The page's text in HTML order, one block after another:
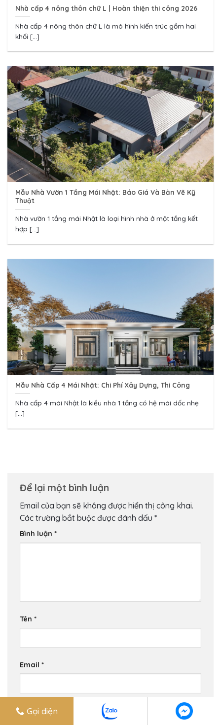
Nhà cấp 4 nông thôn chữ L | Hoàn thiện thi công 2026
Nhà cấp 4 nông thôn chữ L là mô hình kiến trúc gồm hai
khối [...]
Mẫu Nhà Vườn 1 Tầng Mái Nhật: Báo Giá Và Bản Vẽ Kỹ
Thuật
Nhà vườn 1 tầng mái Nhật là loại hình nhà ở một tầng kết
hợp [...]
Mẫu Nhà Cấp 4 Mái Nhật: Chi Phí Xây Dựng, Thi Công
Nhà cấp 4 mái Nhật là kiểu nhà 1 tầng có hệ mái dốc nhẹ
[...]
Để lại một bình luận
Email của bạn sẽ không được hiển thị công khai.
Các trường bắt buộc được đánh dấu *
Bình luận *
Tên *
Email *
Trang web
Gọi điện